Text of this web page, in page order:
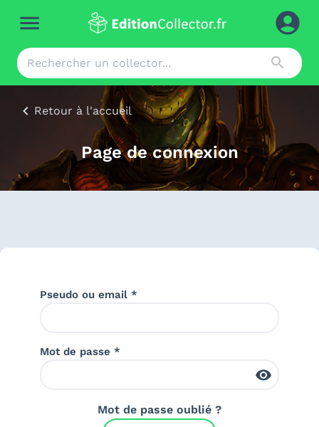
Retour à l'accueil
Page de connexion
Pseudo ou email *
Mot de passe *
Mot de passe oublié ?